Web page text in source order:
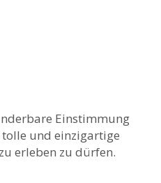
Einstimmung
tolle und einzigartige
erleben zu dürfen.